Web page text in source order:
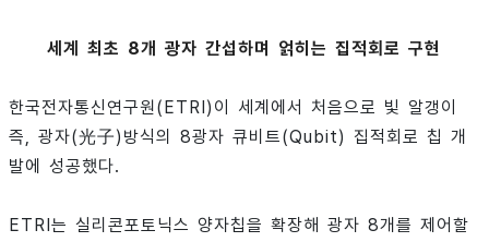
세계 최초 8개 광자 간섭하며 얽히는 집적회로 구현
한국전자통신연구원(ETRI)이 세계에서 처음으로 빛 알갱이
즉, 광자(光子)방식의 8광자 큐비트(Qubit) 집적회로 칩 개
발에 성공했다.
ETRI는 실리콘포토닉스 양자칩을 확장해 광자 8개를 제어할